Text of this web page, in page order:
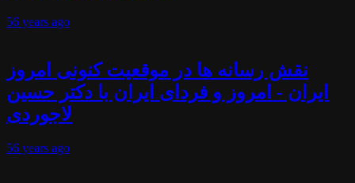
56 years ago
نقش رسانه ها در موقعیت کنونی امروز
ایران - امروز و فردای ایران با دکتر حسین
لاجوردی
56 years ago